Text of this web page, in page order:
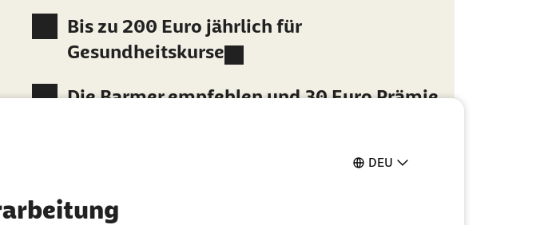
DEU
Bis zu 200 Euro jährlich für
Gesundheitskurse
externer Link:
Die Barmer empfehlen und 30 Euro Prämie